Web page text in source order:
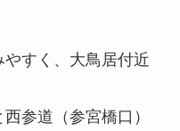
すく、大鳥居付近
参道（参宮橋口）